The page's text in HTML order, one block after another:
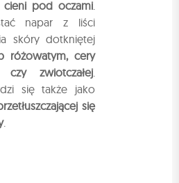
cieni pod oczami.
napar z liści
skóry dotkniętej
różowatym, cery
czy zwiotczałej.
się także jako
się
.